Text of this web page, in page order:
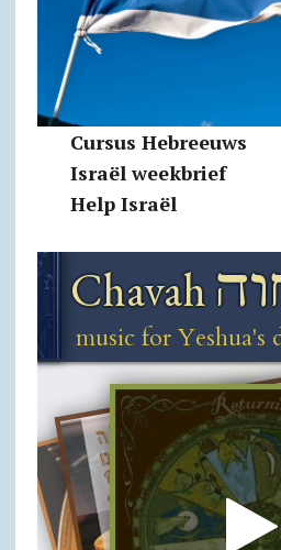
Cursus Hebreeuws
Israël weekbrief
Help Israël